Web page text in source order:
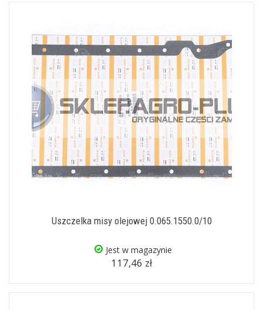
Uszczelka misy olejowej 0.065.1550.0/10
Jest w magazynie
117,46 zł